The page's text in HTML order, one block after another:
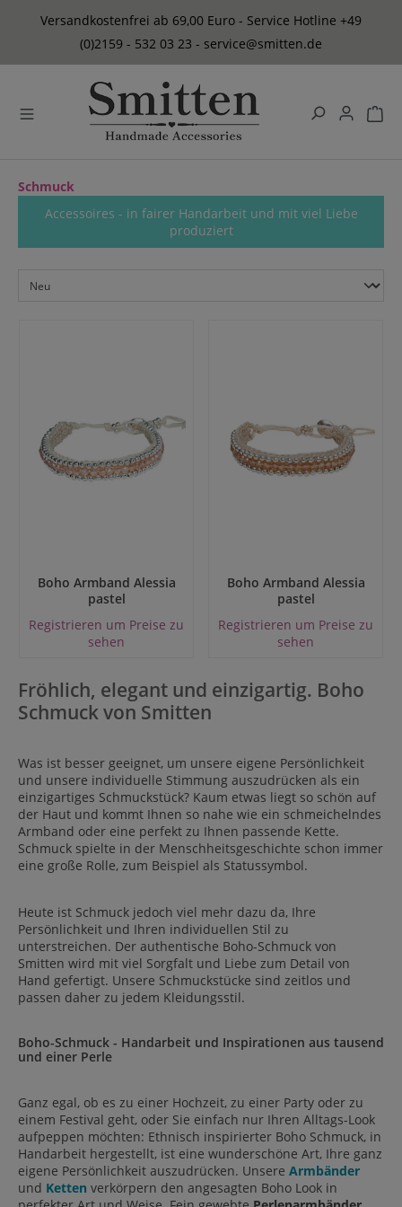
springen
Versandkostenfrei ab 69,00 Euro - Service Hotline +49
(0)2159 - 532 03 23 - service@smitten.de
Schmuck
Accessoires - in fairer Handarbeit und mit viel Liebe
produziert
Boho Armband Alessia
pastel
Registrieren um Preise zu
sehen
Boho Armband Alessia
pastel
Registrieren um Preise zu
sehen
Fröhlich, elegant und einzigartig. Boho
Schmuck von Smitten
Was ist besser geeignet, um unsere eigene Persönlichkeit
und unsere individuelle Stimmung auszudrücken als ein
einzigartiges Schmuckstück? Kaum etwas liegt so schön auf
der Haut und kommt Ihnen so nahe wie ein schmeichelndes
Armband oder eine perfekt zu Ihnen passende Kette.
Schmuck spielte in der Menschheitsgeschichte schon immer
eine große Rolle, zum Beispiel als Statussymbol.
Heute ist Schmuck jedoch viel mehr dazu da, Ihre
Persönlichkeit und Ihren individuellen Stil zu
unterstreichen. Der authentische Boho-Schmuck von
Smitten wird mit viel Sorgfalt und Liebe zum Detail von
Hand gefertigt. Unsere Schmuckstücke sind zeitlos und
passen daher zu jedem Kleidungsstil.
Boho-Schmuck - Handarbeit und Inspirationen aus tausend
und einer Perle
Ganz egal, ob es zu einer Hochzeit, zu einer Party oder zu
einem Festival geht, oder Sie einfach nur Ihren Alltags-Look
aufpeppen möchten: Ethnisch inspirierter Boho Schmuck, in
Handarbeit hergestellt, ist eine wunderschöne Art, Ihre ganz
eigene Persönlichkeit auszudrücken. Unsere Armbänder
und Ketten verkörpern den angesagten Boho Look in